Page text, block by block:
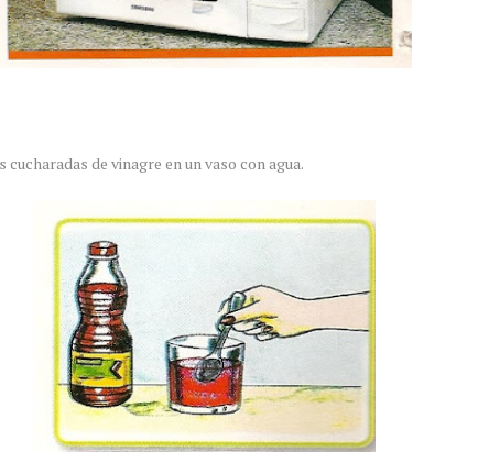
cucharadas de vinagre en un vaso con agua.